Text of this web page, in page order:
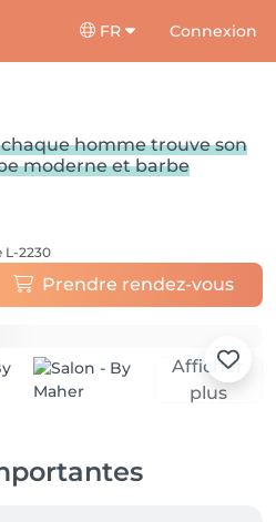
FR Connexion
homme trouve son
moderne et barbe
L-2230
Prendre rendez-vous
Afficher
plus